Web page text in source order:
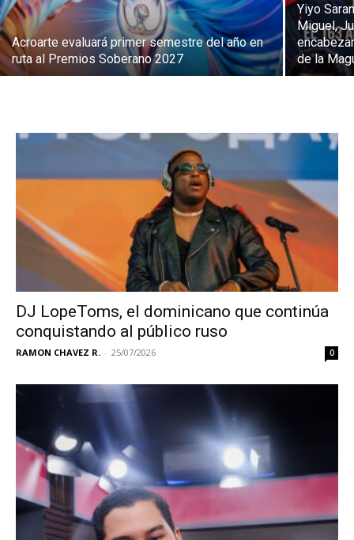
Acroarte evaluará primer semestre del año en
ruta al Premios Soberano 2027
Yiyo
Miguel,
de la
DJ LopeToms, el dominicano que continúa
conquistando al público ruso
RAMON CHAVEZ R. - 25/07/2026 0